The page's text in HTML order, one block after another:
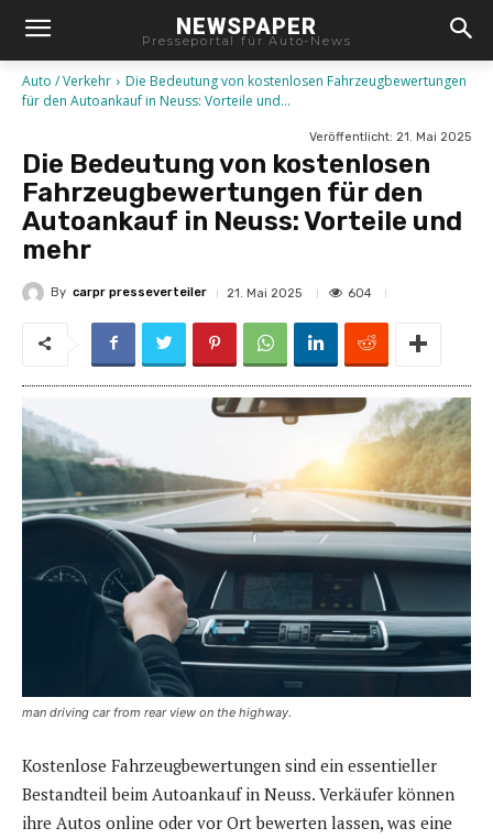
NEWSPAPER
Presseportal für Auto-News
Auto / Verkehr
Die Bedeutung von kostenlosen Fahrzeugbewertungen
für den Autoankauf in Neuss: Vorteile und...
Veröffentlicht: 21. Mai 2025
Die Bedeutung von kostenlosen
Fahrzeugbewertungen für den
Autoankauf in Neuss: Vorteile und
mehr
By carpr presseverteiler 21. Mai 2025 604
man driving car from rear view on the highway.
Kostenlose Fahrzeugbewertungen sind ein essentieller
Bestandteil beim Autoankauf in Neuss. Verkäufer können
ihre Autos online oder vor Ort bewerten lassen, was eine